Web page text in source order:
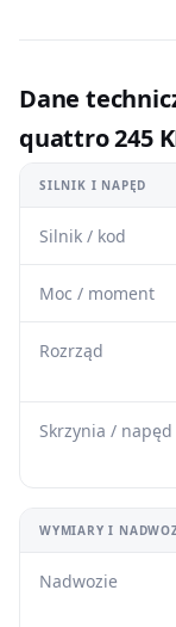
Dane
quattro 245
SILNIK I NAPĘD
Silnik / kod
Moc / moment
Rozrząd
Skrzynia / napęd
WYMIARY I
Nadwozie